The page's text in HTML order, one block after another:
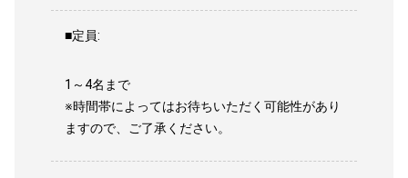
■定員:
1～4名まで
※時間帯によってはお待ちいただく可能性があり
ますので、ご了承ください。